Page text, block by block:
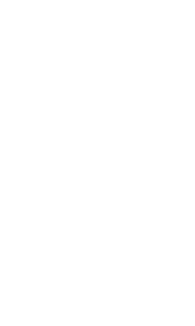
LSV-
gestellt.